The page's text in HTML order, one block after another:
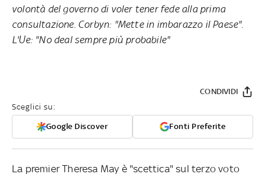
volontà del governo di voler tener fede alla prima
consultazione. Corbyn: "Mette in imbarazzo il Paese".
L'Ue: "No deal sempre più probabile"
Sceglici su:
Google Discover Fonti Preferite
CONDIVIDI
La premier Theresa May è "scettica" sul terzo voto